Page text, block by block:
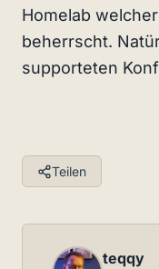
Homelab
beherrscht.
supporteten
Teilen
teqqy